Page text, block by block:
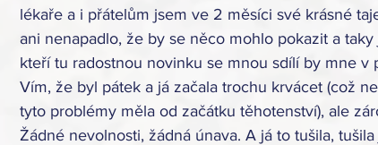
lékaře a i přátelům jsem ve 2 měsíci své krásné
ani nenapadlo, že by se něco mohlo pokazit a
kteří tu radostnou novinku se mnou sdílí by mne
Vím, že byl pátek a já začala trochu krvácet (což
tyto problémy měla od začátku těhotenství), ale
Žádné nevolnosti, žádná únava. A já to tušila,